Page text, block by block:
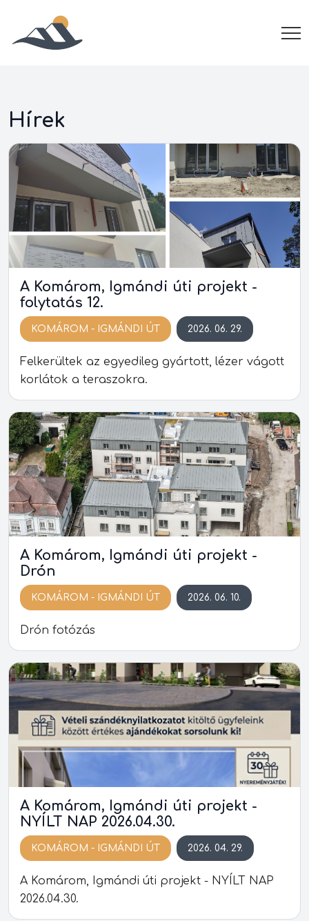
Hírek
A Komárom, Igmándi úti projekt -
folytatás 12.
KOMÁROM - IGMÁNDI ÚT 2026. 06. 29.
Felkerültek az egyedileg gyártott, lézer vágott
korlátok a teraszokra.
A Komárom, Igmándi úti projekt -
Drón
KOMÁROM - IGMÁNDI ÚT 2026. 06. 10.
Drón fotózás
A Komárom, Igmándi úti projekt -
NYÍLT NAP 2026.04.30.
KOMÁROM - IGMÁNDI ÚT 2026. 04. 29.
A Komárom, Igmándi úti projekt - NYÍLT NAP
2026.04.30.